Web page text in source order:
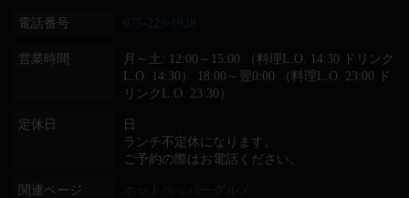
電話番号 075-223-1928
営業時間
月～土: 12:00～15:00 （料理L.O. 14:30 ドリンク
L.O. 14:30） 18:00～翌0:00 （料理L.O. 23:00 ド
リンクL.O. 23:30）
定休日
日
ランチ不定休になります。
ご予約の際はお電話ください。
関連ページ ホットペッパーグルメ